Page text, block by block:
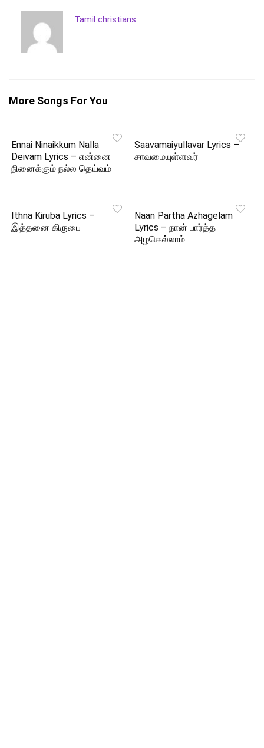
Tamil christians
More Songs For You
Ennai Ninaikkum Nalla
Deivam Lyrics – என்னை
நினைக்கும் நல்ல தெய்வம்
Saavamaiyullavar Lyrics –
சாவமையுள்ளவர்
Ithna Kiruba Lyrics –
இத்தனை கிருபை
Naan Partha Azhagelam
Lyrics – நான் பார்த்த
அழகெல்லாம்